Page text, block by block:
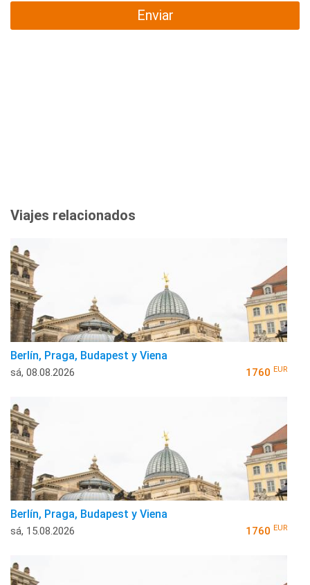
Enviar
Viajes relacionados
Berlín, Praga, Budapest y Viena
sá, 08.08.2026 1760 EUR
Berlín, Praga, Budapest y Viena
sá, 15.08.2026 1760 EUR